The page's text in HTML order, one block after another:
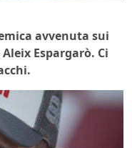
avvenuta sui
Espargarò. Ci